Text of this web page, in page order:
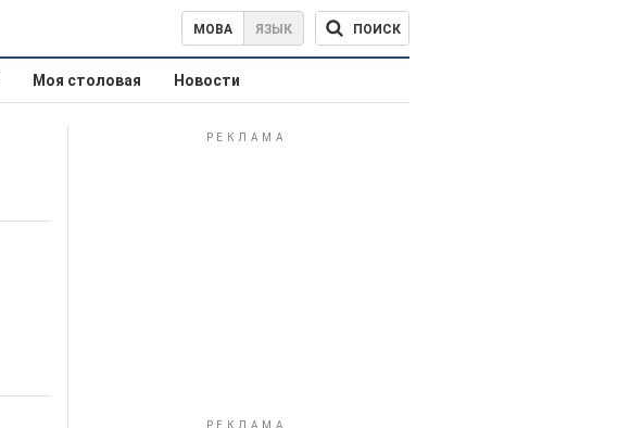
МОВА ЯЗЫК ПОИСК
Моя столовая Новости